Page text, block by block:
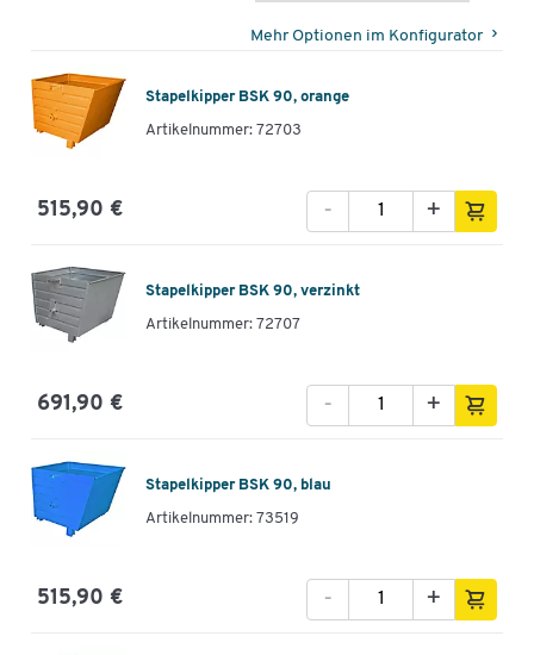
Mehr Optionen im Konfigurator
Stapelkipper BSK 90, orange
Artikelnummer: 72703
515,90 € +
-
Stapelkipper BSK 90, verzinkt
Artikelnummer: 72707
691,90 € +
-
Stapelkipper BSK 90, blau
Artikelnummer: 73519
515,90 € +
-